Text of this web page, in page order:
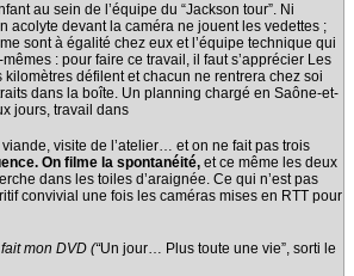
au sein de l’équipe du “Jackson tour”. Ni
acolyte devant la caméra ne jouent les vedettes ;
sont à égalité chez eux et l’équipe technique qui
: pour faire ce travail, il faut s’apprécier Les
défilent et chacun ne rentrera chez soi
dans la boîte. Un planning chargé en Saône-et-
jours, travail dans
viande, visite de l’atelier… et on ne fait pas trois
On filme la spontanéité, et ce même les deux
dans les toiles d’araignée. Ce qui n’est pas
convivial une fois les caméras mises en RTT pour
mon DVD (“Un jour… Plus toute une vie”, sorti le